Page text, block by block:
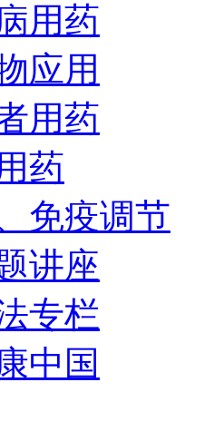
用药
应用
用药
药
免疫调节
讲座
专栏
中国